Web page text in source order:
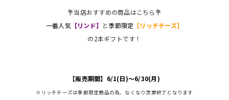
💐当店おすすめの商品はこちら💐
一番人気 【リンド】 と季節限定 【リッチチーズ】
の2本ギフトです！
【販売期間】6/1(日)～6/30(月)
※リッチチーズは季節限定商品の為、なくなり次第終了となります